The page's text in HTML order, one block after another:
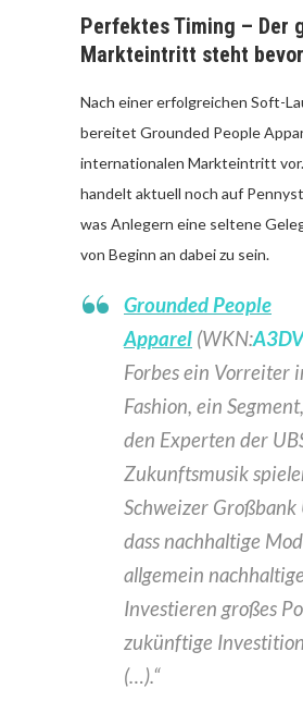
Perfektes Timing – Der
Markteintritt steht bevor
Nach einer erfolgreichen Soft-
bereitet Grounded People
internationalen Markteintritt
handelt aktuell noch auf
was Anlegern eine seltene
von Beginn an dabei zu sein.
Grounded People
Apparel (WKN:
Forbes ein Vorreiter
Fashion, ein
den Experten der
Zukunftsmusik
Schweizer Großbank
dass nachhaltige
allgemein
Investieren großes
zukünftige
(…).“